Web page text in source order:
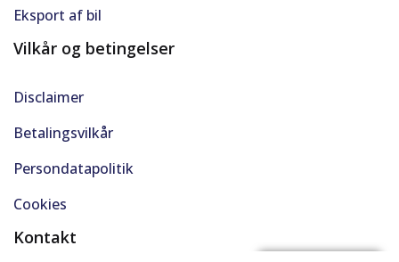
Eksport af bil
Vilkår og betingelser
Disclaimer
Betalingsvilkår
Persondatapolitik
Cookies
Kontakt